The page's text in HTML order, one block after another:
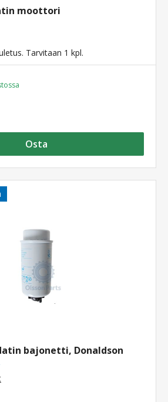
moottori
Tarvitaan 1 kpl.
Osta
bajonetti, Donaldson